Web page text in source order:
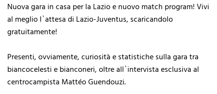
Nuova gara in casa per la Lazio e nuovo match program! Vivi
al meglio l`attesa di Lazio-Juventus, scaricandolo
gratuitamente!
Presenti, ovviamente, curiosità e statistiche sulla gara tra
biancocelesti e bianconeri, oltre all`intervista esclusiva al
centrocampista Mattéo Guendouzi.